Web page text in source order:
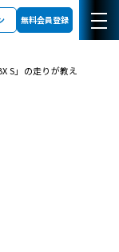
無料会員登録
S」の走りが教え